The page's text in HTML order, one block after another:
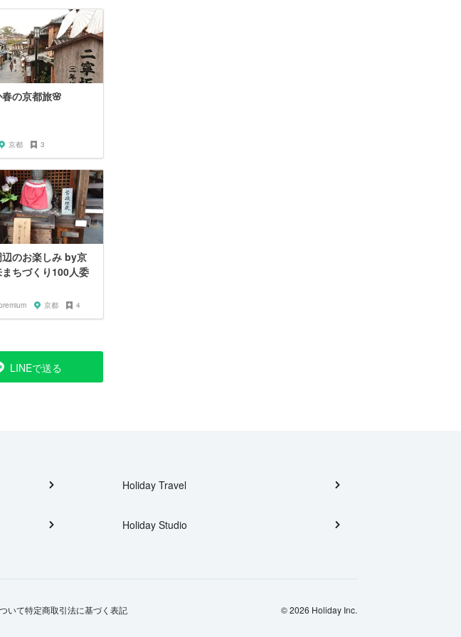
の京都旅🌸
京都 3
のお楽しみ by京
ちづくり100人委
京都 4
LINEで送る
Holiday Travel
Holiday Studio
いて特定商取引法に基づく表記 © 2026 Holiday Inc.